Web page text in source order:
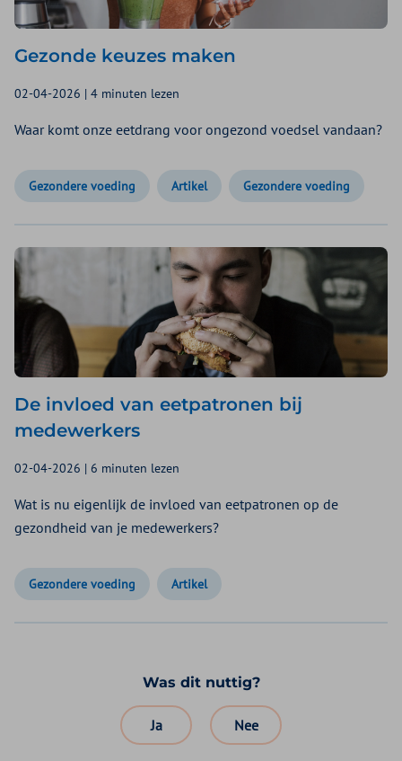
Gezonde keuzes maken
02-04-2026 | 4 minuten lezen
Waar komt onze eetdrang voor ongezond voedsel vandaan?
Gezondere voeding Artikel Gezondere voeding
De invloed van eetpatronen bij
medewerkers
02-04-2026 | 6 minuten lezen
Wat is nu eigenlijk de invloed van eetpatronen op de
gezondheid van je medewerkers?
Gezondere voeding Artikel
Was dit nuttig?
Ja Nee